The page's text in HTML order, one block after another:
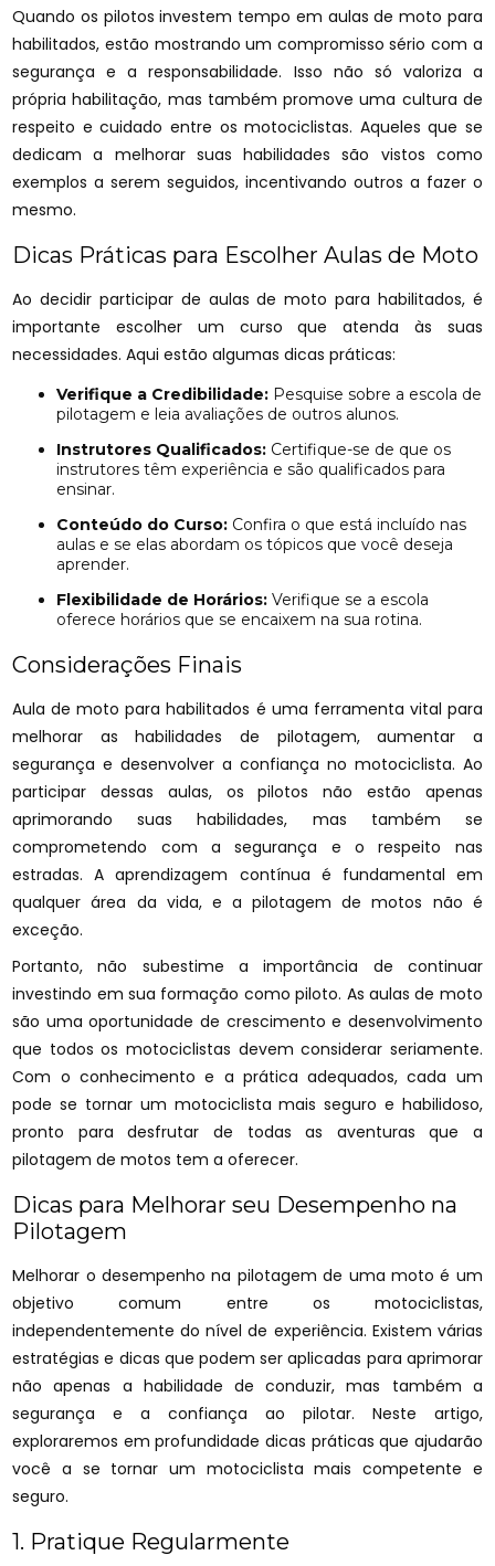
Quando os pilotos investem tempo em aulas de moto para
habilitados, estão mostrando um compromisso sério com a
segurança e a responsabilidade. Isso não só valoriza a
própria habilitação, mas também promove uma cultura de
respeito e cuidado entre os motociclistas. Aqueles que se
dedicam a melhorar suas habilidades são vistos como
exemplos a serem seguidos, incentivando outros a fazer o
mesmo.
Dicas Práticas para Escolher Aulas de Moto
Ao decidir participar de aulas de moto para habilitados, é
importante escolher um curso que atenda às suas
necessidades. Aqui estão algumas dicas práticas:
Verifique a Credibilidade: Pesquise sobre a escola de
pilotagem e leia avaliações de outros alunos.
Instrutores Qualificados: Certifique-se de que os
instrutores têm experiência e são qualificados para
ensinar.
Conteúdo do Curso: Confira o que está incluído nas
aulas e se elas abordam os tópicos que você deseja
aprender.
Flexibilidade de Horários: Verifique se a escola
oferece horários que se encaixem na sua rotina.
Considerações Finais
Aula de moto para habilitados é uma ferramenta vital para
melhorar as habilidades de pilotagem, aumentar a
segurança e desenvolver a confiança no motociclista. Ao
participar dessas aulas, os pilotos não estão apenas
aprimorando suas habilidades, mas também se
comprometendo com a segurança e o respeito nas
estradas. A aprendizagem contínua é fundamental em
qualquer área da vida, e a pilotagem de motos não é
exceção.
Portanto, não subestime a importância de continuar
investindo em sua formação como piloto. As aulas de moto
são uma oportunidade de crescimento e desenvolvimento
que todos os motociclistas devem considerar seriamente.
Com o conhecimento e a prática adequados, cada um
pode se tornar um motociclista mais seguro e habilidoso,
pronto para desfrutar de todas as aventuras que a
pilotagem de motos tem a oferecer.
Dicas para Melhorar seu Desempenho na
Pilotagem
Melhorar o desempenho na pilotagem de uma moto é um
objetivo comum entre os motociclistas,
independentemente do nível de experiência. Existem várias
estratégias e dicas que podem ser aplicadas para aprimorar
não apenas a habilidade de conduzir, mas também a
segurança e a confiança ao pilotar. Neste artigo,
exploraremos em profundidade dicas práticas que ajudarão
você a se tornar um motociclista mais competente e
seguro.
1. Pratique Regularmente